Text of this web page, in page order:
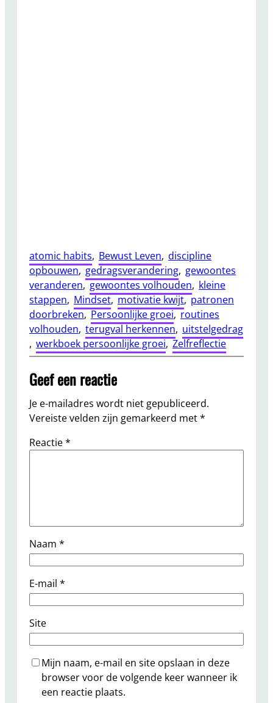
atomic habits, Bewust Leven, discipline
opbouwen, gedragsverandering, gewoontes
veranderen, gewoontes volhouden, kleine
stappen, Mindset, motivatie kwijt, patronen
doorbreken, Persoonlijke groei, routines
volhouden, terugval herkennen, uitstelgedrag
, werkboek persoonlijke groei, Zelfreflectie
Geef een reactie
Je e-mailadres wordt niet gepubliceerd.
Vereiste velden zijn gemarkeerd met*
Reactie*
Naam *
E-mail *
Site
Mijn naam, e-mail en site opslaan in deze
browser voor de volgende keer wanneer ik
een reactie plaats.